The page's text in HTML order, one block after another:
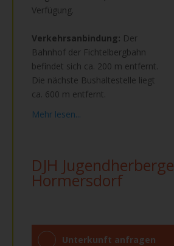
Verfügung.
Verkehrsanbindung: Der
Bahnhof der Fichtelbergbahn
befindet sich ca. 200 m entfernt.
Die nächste Bushaltestelle liegt
ca. 600 m entfernt.
Mehr lesen...
DJH Jugendherberge
Hormersdorf
Unterkunft anfragen